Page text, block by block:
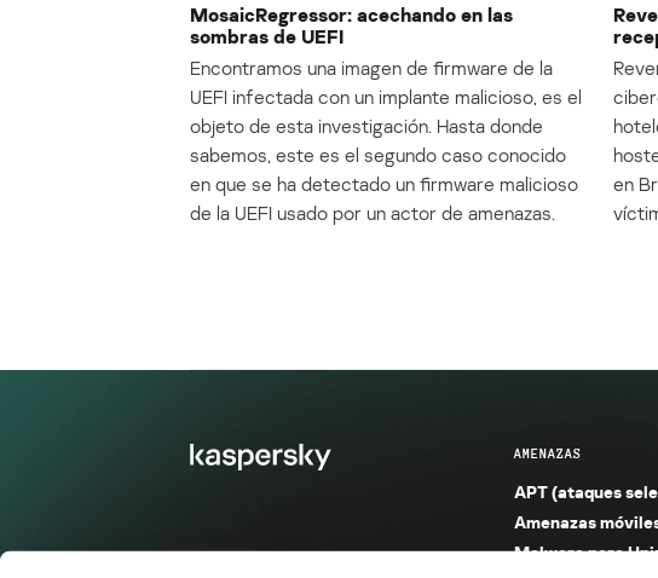
MosaicRegressor: acechando en las
sombras de UEFI
Encontramos una imagen de firmware de la
UEFI infectada con un implante malicioso, es el
objeto de esta investigación. Hasta donde
sabemos, este es el segundo caso conocido
en que se ha detectado un firmware malicioso
de la UEFI usado por un actor de amenazas.
en
AMENAZAS
APT (ataques
Amenazas
Malware para